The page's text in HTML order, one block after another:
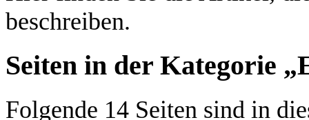
beschreiben.
Seiten in der Kategorie
Folgende 14 Seiten sind in